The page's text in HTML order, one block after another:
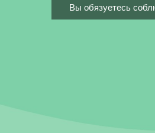
Вы обязуетесь